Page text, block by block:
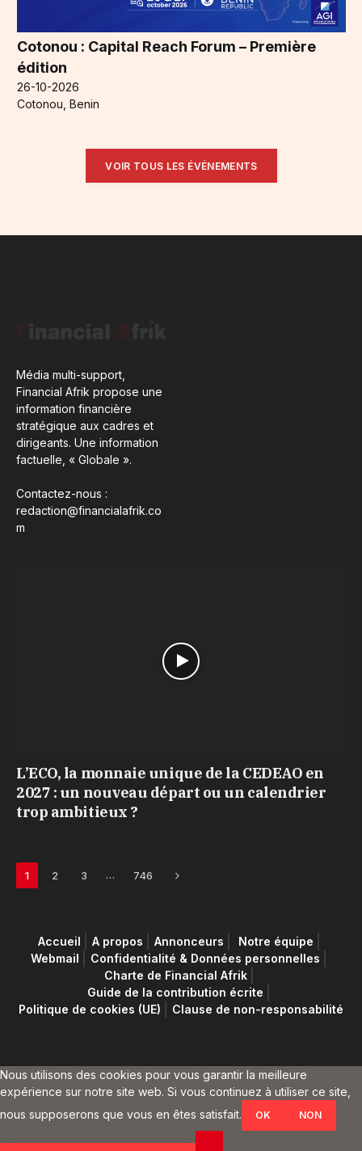
Cotonou : Capital Reach Forum – Première
édition
26-10-2026
Cotonou, Benin
VOIR TOUS LES ÉVÉNEMENTS
Média multi-support,
Financial Afrik propose une
information financière
stratégique aux cadres et
dirigeants. Une information
factuelle, « Globale ».
Contactez-nous :
redaction@financialafrik.co
m
L’ECO, la monnaie unique de la CEDEAO en
2027 : un nouveau départ ou un calendrier
trop ambitieux ?
1 2 3 … 746 Next
Accueil A propos Annonceurs
Notre équipe
Webmail
Confidentialité & Données personnelles
Charte de Financial Afrik
Guide de la contribution écrite
Politique de cookies (UE)
Clause de non-responsabilité
Nous utilisons des cookies pour vous garantir la meilleure
expérience sur notre site web. Si vous continuez à utiliser ce site,
nous supposerons que vous en êtes satisfait.
OK NON